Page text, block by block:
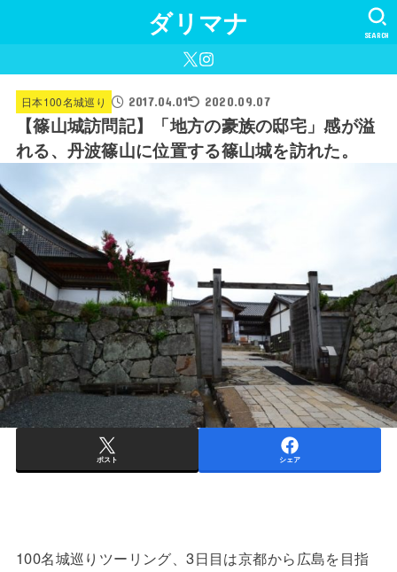
ダリマナ SEARCH
日本100名城巡り 2017.04.01 2020.09.07
【篠山城訪問記】「地方の豪族の邸宅」感が溢
れる、丹波篠山に位置する篠山城を訪れた。
ポスト シェア
100名城巡りツーリング、3日目は京都から広島を目指